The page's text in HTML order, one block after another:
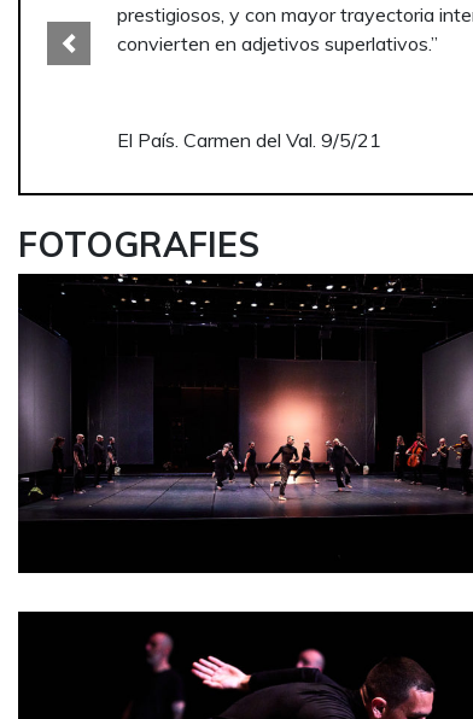
grupo, subrayan la soledad interior de
Previous